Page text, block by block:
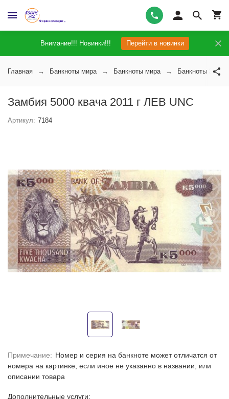
Внимание!!! Новинки!!! Перейти в новинки
Главная Банкноты мира Банкноты мира Банкноты
Замбия 5000 квача 2011 г ЛЕВ UNC
Артикул: 7184
Примечание: Номер и серия на банкноте может отличатся от
номера на картинке, если иное не указанно в названии, или
описании товара
Дополнительные услуги: